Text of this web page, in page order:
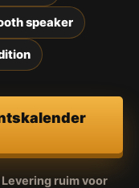
speaker
ruim voor